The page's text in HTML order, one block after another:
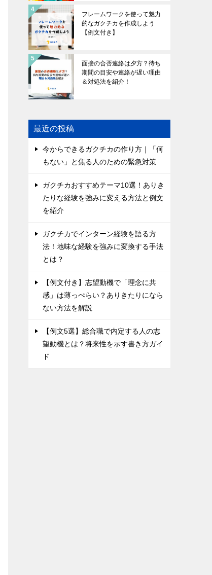
フレームワークを使って魅力
的なガクチカを作成しよう
【例文付き】
面接の合否連絡は夕方？待ち
期間の目安や連絡が遅い理由
＆対処法を紹介！
最近の投稿
今からできるガクチカの作り方｜「何
もない」と焦る人のための緊急対策
ガクチカおすすめテーマ10選！ありき
たりな経験を強みに変える方法と例文
を紹介
ガクチカでインターン経験を語る方
法！地味な経験を強みに変換する手法
とは？
【例文付き】志望動機で「理念に共
感」は薄っぺらい？ありきたりになら
ない方法を解説
【例文5選】総合職で内定する人の志
望動機とは？将来性を示す書き方ガイ
ド